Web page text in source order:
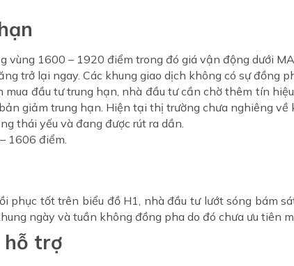
vùng 1600 – 1920 điểm trong đó giá vận động dưới
trở lại ngay. Các khung giao dịch không có sự đồng
đầu tư trung hạn, nhà đầu tư cần chờ thêm tín
giảm trung hạn. Hiện tại thị trường chưa nghiêng về
thái yếu và đang được rút ra dần.
1606 điểm.
phục tốt trên biểu đồ H1, nhà đầu tư lướt sóng bám
ngày và tuần không đồng pha do đó chưa ưu tiên
hỗ trợ